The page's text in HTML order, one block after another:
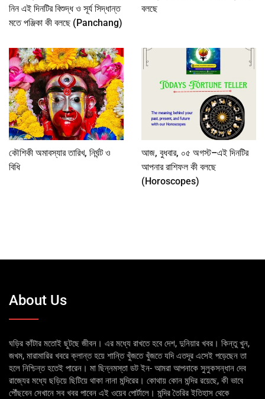
নিন এই দিনটির বিশুদ্ধ ও সূর্য সিদ্ধান্ত
মতে পঞ্জিকা কী বলছে (Panchang)
বলছে
কৌশিকী অমাবস্যার তারিখ, নির্ঘন্ট ও
বিধি
আজ, বুধবার, ০৫ অগস্ট–এই দিনটির
আপনার রাশিফল কী বলছে
(Horoscopes)
About Us
ঘড়ির কাঁটার মতোই ছুটছে জীবন। এর মধ্যে রাখতে হবে দেশ, দুনিয়ার খবর। কিন্তু খুন,
জখম, মারামারির খবরে ক্লান্ত হয়ে শান্তি খুঁজতে খুঁজতে যদি এতদূর এসেই পড়েছেন তা
হলে নিশ্চিন্ত হতেই পারেন। মা ছিন্নমস্তা ডট ইন- আমরা আপনাকে সুলুকসন্ধান দেব
রাজ্যের মধ্যে ছড়িয়ে ছিটিয়ে থাকা নানা মন্দিরের। কোথায় কোন মন্দির রয়েছে, কী ভাবে
পৌঁছবেন সেখানে সব খবর পাবেন এই ওয়েব পোর্টালে। মন্দির তৈরির ইতিহাস থেকে